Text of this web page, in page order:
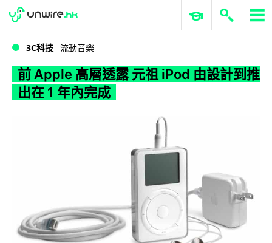
WWDC 2026 ERP 與商業 AI
3C科技 流動音樂
前 Apple 高層透露 元祖 iPod 由設計到推
出在 1 年內完成